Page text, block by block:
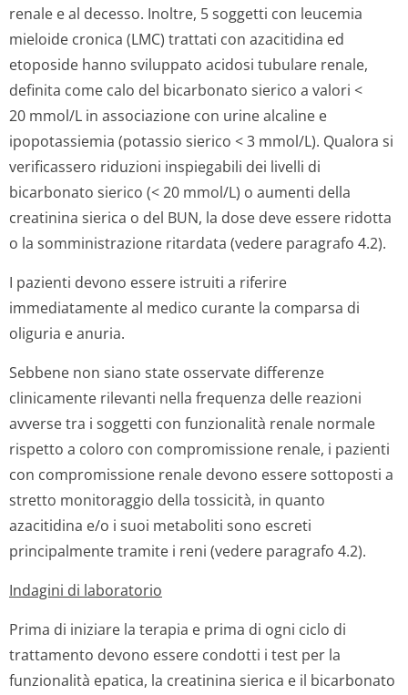
renale e al decesso. Inoltre, 5 soggetti con leucemia
mieloide cronica (LMC) trattati con azacitidina ed
etoposide hanno sviluppato acidosi tubulare renale,
definita come calo del bicarbonato sierico a valori <
20 mmol/L in associazione con urine alcaline e
ipopotassiemia (potassio sierico < 3 mmol/L). Qualora si
verificassero riduzioni inspiegabili dei livelli di
bicarbonato sierico (< 20 mmol/L) o aumenti della
creatinina sierica o del BUN, la dose deve essere ridotta
o la somministrazione ritardata (vedere paragrafo 4.2).
I pazienti devono essere istruiti a riferire
immediatamente al medico curante la comparsa di
oliguria e anuria.
Sebbene non siano state osservate differenze
clinicamente rilevanti nella frequenza delle reazioni
avverse tra i soggetti con funzionalità renale normale
rispetto a coloro con compromissione renale, i pazienti
con compromissione renale devono essere sottoposti a
stretto monitoraggio della tossicità, in quanto
azacitidina e/o i suoi metaboliti sono escreti
principalmente tramite i reni (vedere paragrafo 4.2).
Indagini di laboratorio
Prima di iniziare la terapia e prima di ogni ciclo di
trattamento devono essere condotti i test per la
funzionalità epatica, la creatinina sierica e il bicarbonato